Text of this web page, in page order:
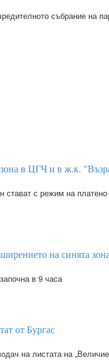
събрание на
в ЦГЧ и в ж.к.
стават с режим на
на синята
в 9 часа
от Бургас
на листата на